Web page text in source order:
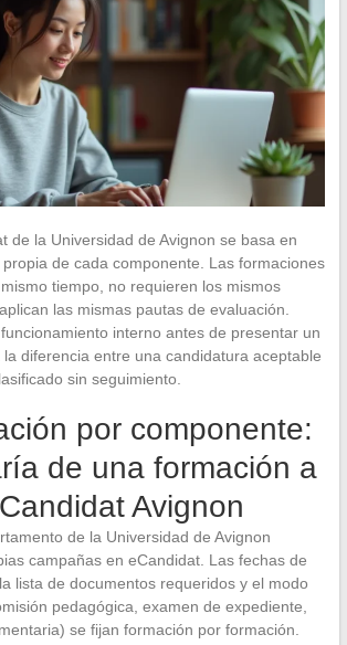
de la Universidad de Avignon se basa en
de cada componente. Las formaciones
tiempo, no requieren los mismos
las mismas pautas de evaluación.
interno antes de presentar un
diferencia entre una candidatura aceptable
sin seguimiento.
por componente:
de una formación a
Avignon
de la Universidad de Avignon
campañas en eCandidat. Las fechas de
lista de documentos requeridos y el modo
pedagógica, examen de expediente,
se fijan formación por formación.